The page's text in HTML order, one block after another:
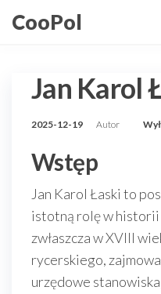
doCooPol
Jan Karol
2025-12-19 Autor
Wstęp
Jan Karol Łaski to
istotną rolę w
zwłaszcza w XVIII
rycerskiego,
urzędowe